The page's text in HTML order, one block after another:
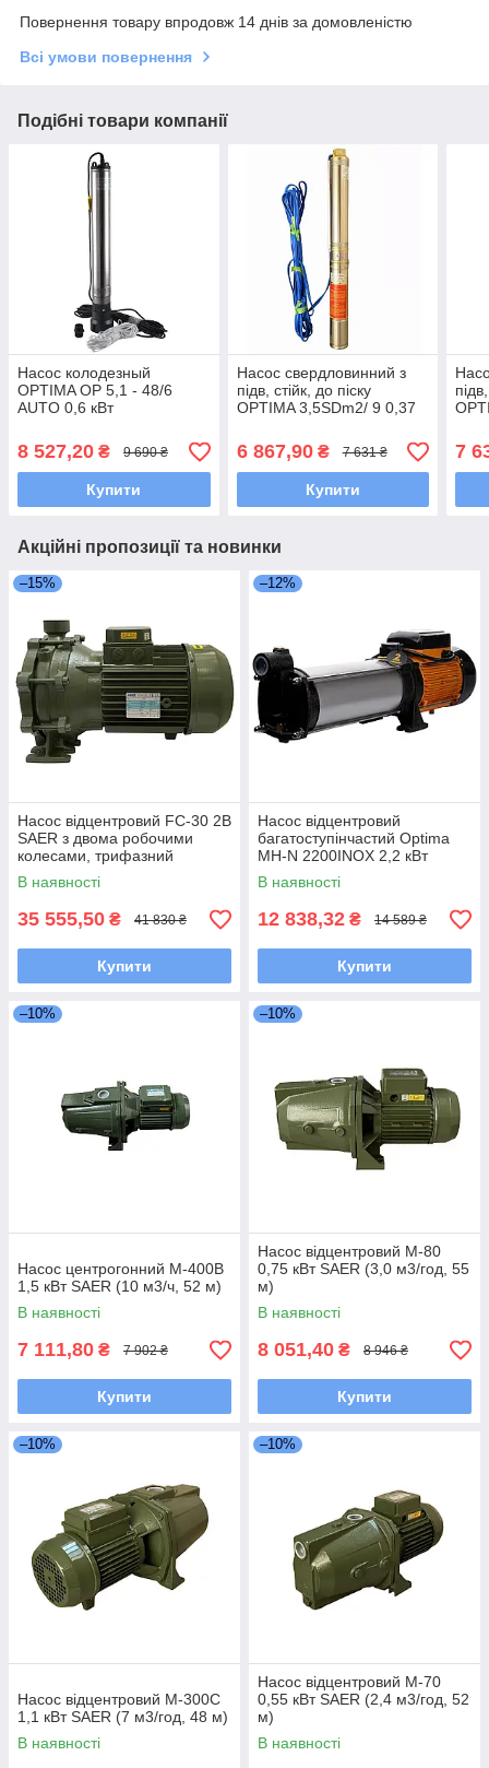
Повернення товару впродовж 14 днів за домовленістю
Всі умови повернення
Подібні товари компанії
Насос колодезный
OPTIMA OP 5,1 - 48/6
AUTO 0,6 кВт
8 527,20 ₴ 9 690 ₴
Купити
Насос свердловинний з
підв, стійк, до піску
OPTIMA 3,5SDm2/ 9 0,37
15м NEW
6 867,90₴ 7 631 ₴
Купити
15м
7
Акційні пропозиції та новинки
–15%
Насос вiдцентровий FC-30 2B
SAER з двома робочими
колесами, трифазний
В наявності
35 555,50 ₴ 41 830 ₴
Купити
–12%
Насос відцентровий
багатоступінчастий Optima
MH-N 2200INOX 2,2 кВт
нерж, колеса
В наявності
12 838,32 ₴ 14 589 ₴
Купити
–10%
Насос центрогонний M-400B
1,5 кВт SAER (10 м3/ч, 52 м)
В наявності
7 111,80 ₴ 7 902 ₴
Купити
–10%
Насос вiдцентровий M-80
0,75 кВт SAER (3,0 м3/год, 55
м)
В наявності
8 051,40 ₴ 8 946 ₴
Купити
–10%
Насос відцентровий M-300C
1,1 кВт SAER (7 м3/год, 48 м)
В наявності
–10%
Насос відцентровий M-70
0,55 кВт SAER (2,4 м3/год, 52
м)
В наявності